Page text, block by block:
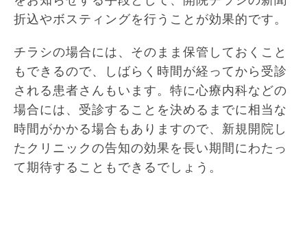
折込やボスティングを行うことが効果的です。
チラシの場合には、そのまま保管しておくこと
もできるので、しばらく時間が経ってから受診
される患者さんもいます。特に心療内科などの
場合には、受診することを決めるまでに相当な
時間がかかる場合もありますので、新規開院し
たクリニックの告知の効果を長い期間にわたっ
て期待することもできるでしょう。